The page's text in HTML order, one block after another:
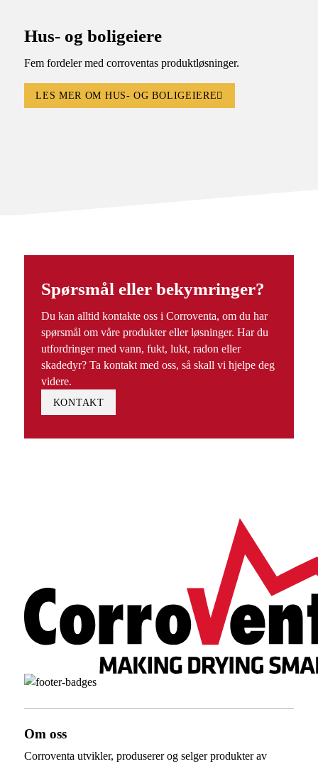
Hus- og boligeiere
Fem fordeler med corroventas produktløsninger.
LES MER OM HUS- OG BOLIGEIERE
Spørsmål eller bekymringer?
Du kan alltid kontakte oss i Corroventa, om du har
spørsmål om våre produkter eller løsninger. Har du
utfordringer med vann, fukt, lukt, radon eller
skadedyr? Ta kontakt med oss, så skall vi hjelpe deg
videre.
KONTAKT
Om oss
Corroventa utvikler, produserer og selger produkter av